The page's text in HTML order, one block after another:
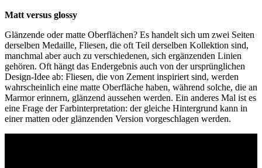
Matt versus glossy
Glänzende oder matte Oberflächen? Es handelt sich um zwei Seiten
derselben Medaille, Fliesen, die oft Teil derselben Kollektion sind,
manchmal aber auch zu verschiedenen, sich ergänzenden Linien
gehören. Oft hängt das Endergebnis auch von der ursprünglichen
Design-Idee ab: Fliesen, die von Zement inspiriert sind, werden
wahrscheinlich eine matte Oberfläche haben, während solche, die an
Marmor erinnern, glänzend aussehen werden. Ein anderes Mal ist es
eine Frage der Farbinterpretation: der gleiche Hintergrund kann in
einer matten oder glänzenden Version vorgeschlagen werden.